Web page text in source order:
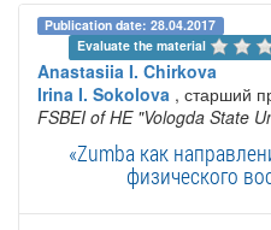
Publication date: 28.04.2017
Evaluate the material
Anastasiia I. Chirkova
Irina I. Sokolova , старший
FSBEI of HE "Vologda State
«Zumba как
физического